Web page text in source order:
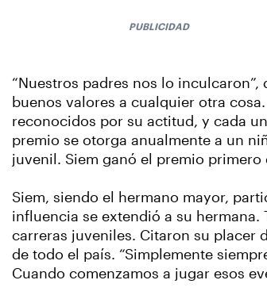
PUBLICIDAD
“Nuestros padres nos lo
buenos valores a cualquier otra
reconocidos por su actitud, y cada
premio se otorga anualmente a un
juvenil. Siem ganó el premio primero
Siem, siendo el hermano mayor,
influencia se extendió a su
carreras juveniles. Citaron su placer
de todo el país. “Simplemente
Cuando comenzamos a jugar esos